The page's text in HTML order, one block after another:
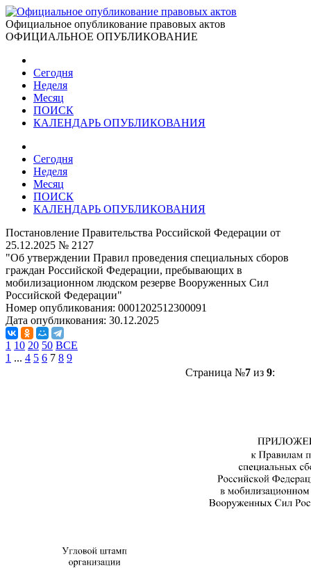
Официальное опубликование правовых актов
ОФИЦИАЛЬНОЕ ОПУБЛИКОВАНИЕ
Сегодня
Неделя
Месяц
ПОИСК
КАЛЕНДАРЬ ОПУБЛИКОВАНИЯ
Сегодня
Неделя
Месяц
ПОИСК
КАЛЕНДАРЬ ОПУБЛИКОВАНИЯ
Постановление Правительства Российской Федерации от
25.12.2025 № 2127
"Об утверждении Правил проведения специальных сборов
граждан Российской Федерации, пребывающих в
мобилизационном людском резерве Вооруженных Сил
Российской Федерации"
Номер опубликования: 0001202512300091
Дата опубликования: 30.12.2025
1 10 20 50 ВСЕ
1 ... 4 5 6 7 8 9
Страница №7из 9: